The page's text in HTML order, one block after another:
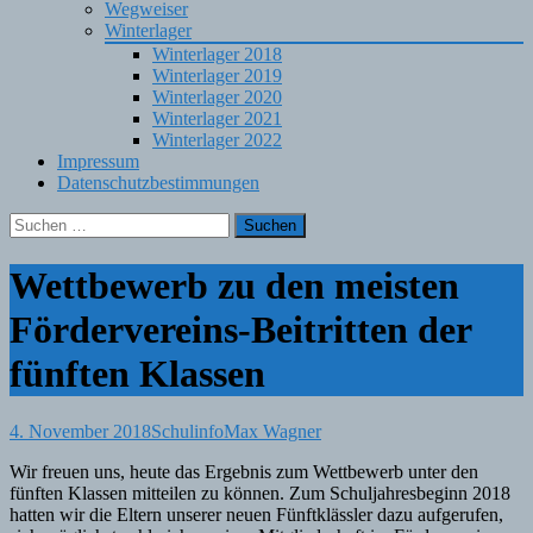
Wegweiser
Winterlager
Winterlager 2018
Winterlager 2019
Winterlager 2020
Winterlager 2021
Winterlager 2022
Impressum
Datenschutzbestimmungen
Suchen
nach:
Wettbewerb zu den meisten
Fördervereins-Beitritten der
fünften Klassen
4. November 2018SchulinfoMax Wagner
Wir freuen uns, heute das Ergebnis zum Wettbewerb unter den
fünften Klassen mitteilen zu können. Zum Schuljahresbeginn 2018
hatten wir die Eltern unserer neuen Fünftklässler dazu aufgerufen,